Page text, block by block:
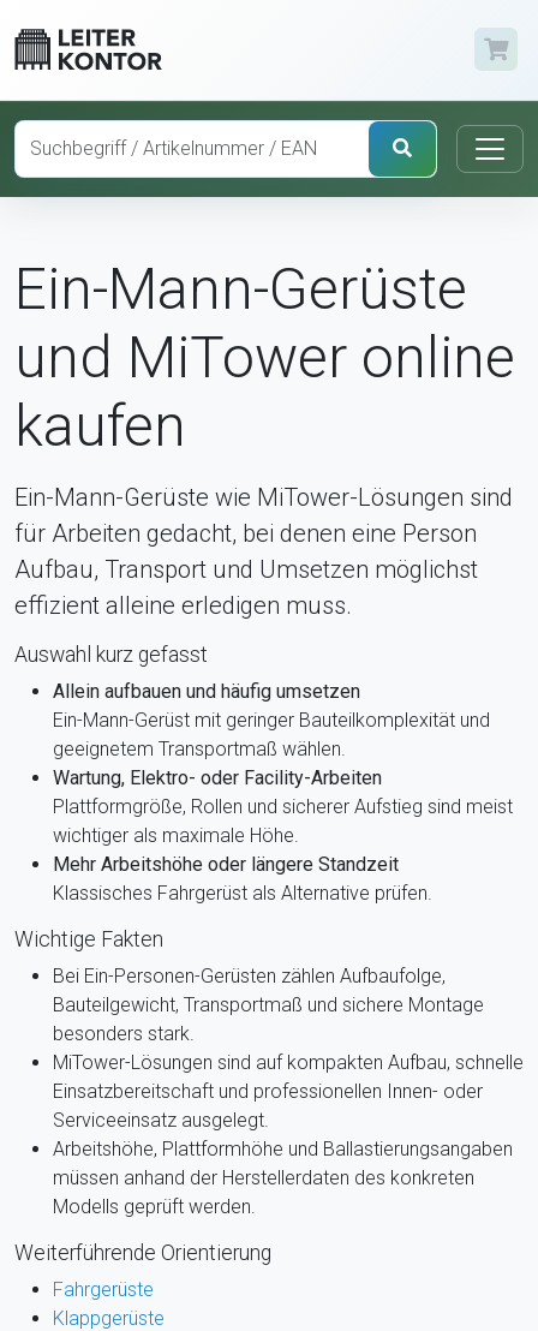
Ein-Mann-Gerüste
und MiTower online
kaufen
Ein-Mann-Gerüste wie MiTower-Lösungen sind
für Arbeiten gedacht, bei denen eine Person
Aufbau, Transport und Umsetzen möglichst
effizient alleine erledigen muss.
Auswahl kurz gefasst
Allein aufbauen und häufig umsetzen
Ein-Mann-Gerüst mit geringer Bauteilkomplexität und
geeignetem Transportmaß wählen.
Wartung, Elektro- oder Facility-Arbeiten
Plattformgröße, Rollen und sicherer Aufstieg sind meist
wichtiger als maximale Höhe.
Mehr Arbeitshöhe oder längere Standzeit
Klassisches Fahrgerüst als Alternative prüfen.
Wichtige Fakten
Bei Ein-Personen-Gerüsten zählen Aufbaufolge,
Bauteilgewicht, Transportmaß und sichere Montage
besonders stark.
MiTower-Lösungen sind auf kompakten Aufbau, schnelle
Einsatzbereitschaft und professionellen Innen- oder
Serviceeinsatz ausgelegt.
Arbeitshöhe, Plattformhöhe und Ballastierungsangaben
müssen anhand der Herstellerdaten des konkreten
Modells geprüft werden.
Weiterführende Orientierung
Fahrgerüste
Klappgerüste